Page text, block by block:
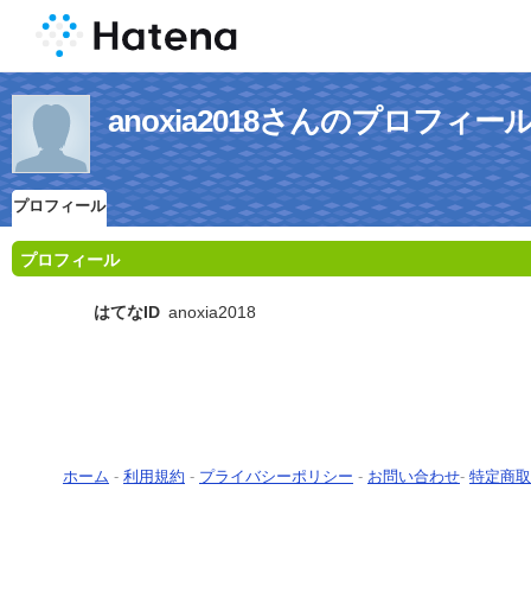
anoxia2018さんのプロフィー
プロフィール
プロフィール
はてなID anoxia2018
ホーム - 利用規約 - プライバシーポリシー - お問い合わせ- 特定商